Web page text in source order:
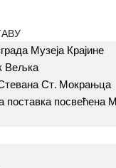
Музеја Крајине
Вељка
Ст. Мокрањца
поставка